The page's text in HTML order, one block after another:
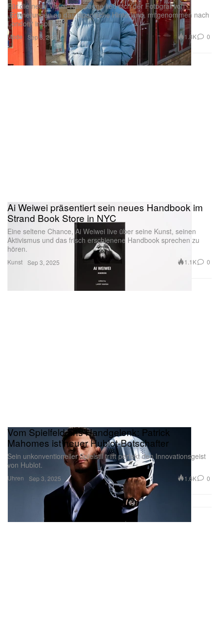
Mode
Für die neue Visual-Kampagne ließ sich der Fotograf von
„Erinnerungen an das japanische Hinterland, mitgenommen nach
London“ inspirieren.
Sep 3, 2025 1.8K 0
Kunst
Ai Weiwei präsentiert sein neues Handbook im
Strand Book Store in NYC
Eine seltene Chance, Ai Weiwei live über seine Kunst, seinen
Aktivismus und das frisch erschienene Handbook sprechen zu
hören.
Sep 3, 2025 1.1K 0
Uhren
Vom Spielfeld ans Handgelenk: Patrick
Mahomes ist neuer Hublot-Botschafter
Sein unkonventioneller Spielstil trifft perfekt den Innovationsgeist
von Hublot.
Sep 3, 2025 1.6K 0